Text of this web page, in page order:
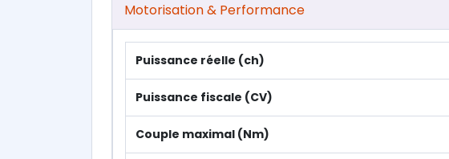
Motorisation & Performance
Puissance réelle (ch)
Puissance fiscale (CV)
Couple maximal (Nm)